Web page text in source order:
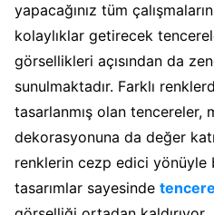
yapacağınız tüm
kolaylıklar getirecek
görsellikleri açısından da
sunulmaktadır. Farklı
tasarlanmış olan tencereler,
dekorasyonuna da değer
renklerin cezp edici yönüyle
tasarımlar sayesinde tencere